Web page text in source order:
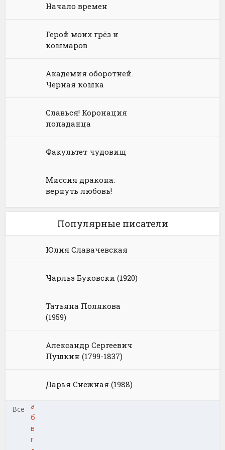
Юмористическая фантастика
Фэнтези про драконов
Юмористическое фэнтези
Начало времен
Герой моих грёз и
кошмаров
Академия оборотней.
Черная кошка
Славься! Коронация
попаданца
Факультет чудовищ
Миссия дракона:
вернуть любовь!
Популярные писатели
Юлия Славачевская
Чарльз Буковски (1920)
Татьяна Полякова
(1959)
Александр Сергеевич
Пушкин (1799-1837)
Дарья Снежная (1988)
Все
а
б
в
г